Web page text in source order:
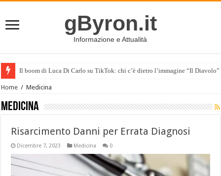
gByron.it
Informazione e Attualità
Il boom di Luca Di Carlo su TikTok: chi c’è dietro l’immagine “Il Diavolo”
Home / Medicina
Medicina
Risarcimento Danni per Errata Diagnosi
Dicembre 7, 2023 Medicina 0